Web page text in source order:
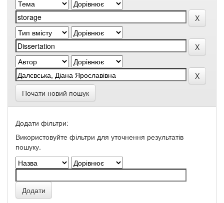
Почати новий пошук
Додати фільтри:
Використовуйте фільтри для уточнення результатів
пошуку.